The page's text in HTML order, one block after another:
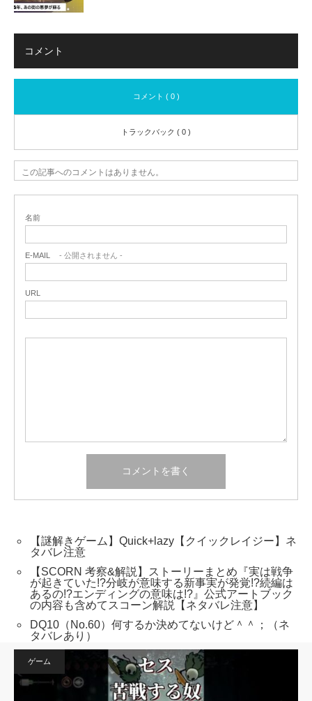
コメント
コメント ( 0 )
トラックバック ( 0 )
この記事へのコメントはありません。
名前
E-MAIL - 公開されません -
URL
【謎解きゲーム】Quick+lazy【クイックレイジー】ネ
タバレ注意
【SCORN 考察&解説】ストーリーまとめ『実は戦争
が起きていた!?分岐が意味する新事実が発覚!?続編は
あるの!?エンディングの意味は!?』公式アートブック
の内容も含めてスコーン解説【ネタバレ注意】
DQ10（No.60）何するか決めてないけど＾＾；（ネ
タバレあり）
ゲーム